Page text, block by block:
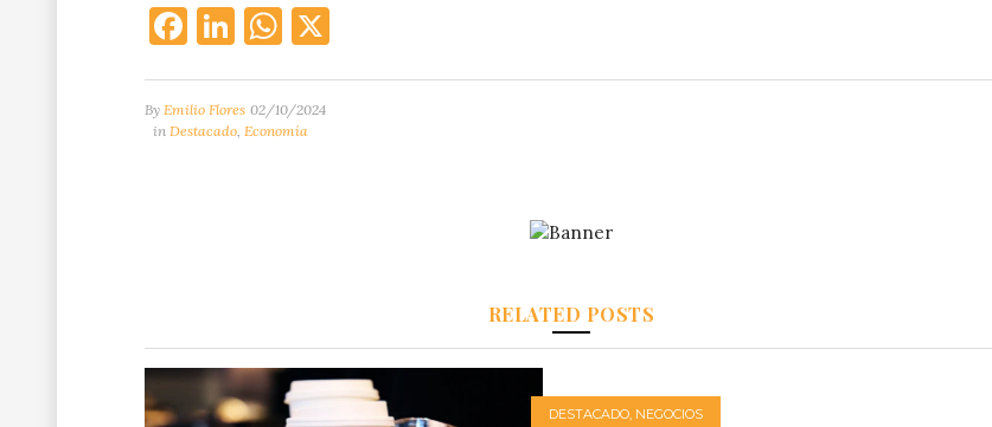
Facebook
LinkedIn
WhatsApp
By Emilio Flores 02/10/2024
in Destacado, Economía
RELATED POSTS
DESTACADO, NEGOCIOS